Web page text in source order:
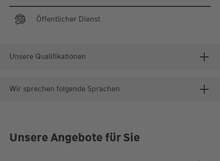
Öffentlicher Dienst
Unsere Qualifikationen
Wir sprechen folgende Sprachen
Unsere Angebote für Sie